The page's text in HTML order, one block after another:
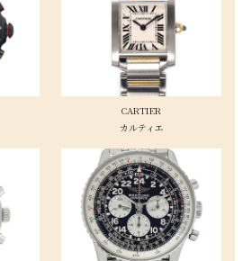
CARTIER
カルティエ